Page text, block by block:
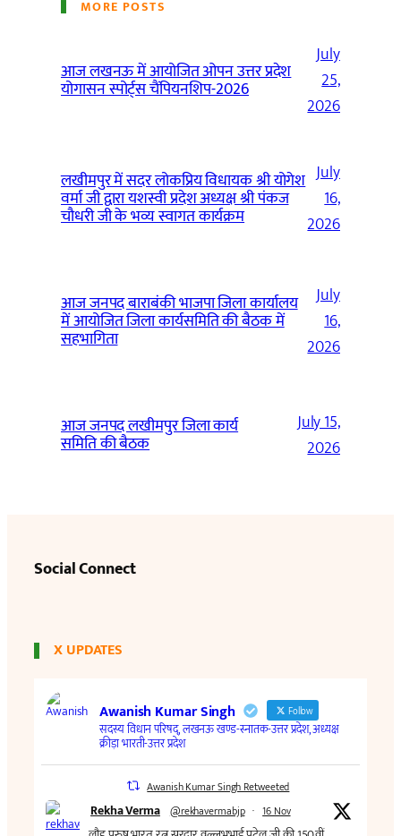
MORE POSTS
आज लखनऊ में आयोजित ओपन उत्तर प्रदेश
योगासन स्पोर्ट्स चैंपियनशिप-2026
July
25,
2026
लखीमपुर में सदर लोकप्रिय विधायक श्री योगेश
वर्मा जी द्वारा यशस्वी प्रदेश अध्यक्ष श्री पंकज
चौधरी जी के भव्य स्वागत कार्यक्रम
July
16,
2026
आज जनपद बाराबंकी भाजपा जिला कार्यालय
में आयोजित जिला कार्यसमिति की बैठक में
सहभागिता
July
16,
2026
आज जनपद लखीमपुर जिला कार्य
समिति की बैठक
July 15,
2026
Social Connect
X UPDATES